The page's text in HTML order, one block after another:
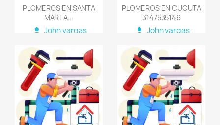
PLOMEROS EN SANTA
MARTA...
person John vargas
PLOMEROS EN CUCUTA
3147535146
person John vargas
favorite_border favorite_border